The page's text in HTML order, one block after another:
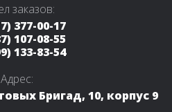
заказов:
377-00-17
107-08-55
133-83-54
Адрес:
Бригад, 10, корпус 9